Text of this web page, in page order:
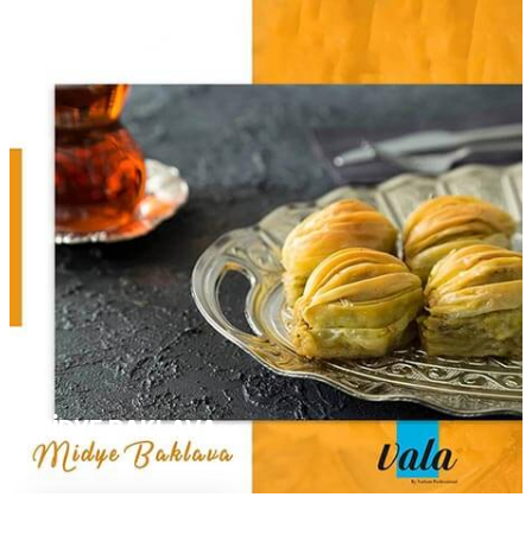
MIDYE BAKLAVA